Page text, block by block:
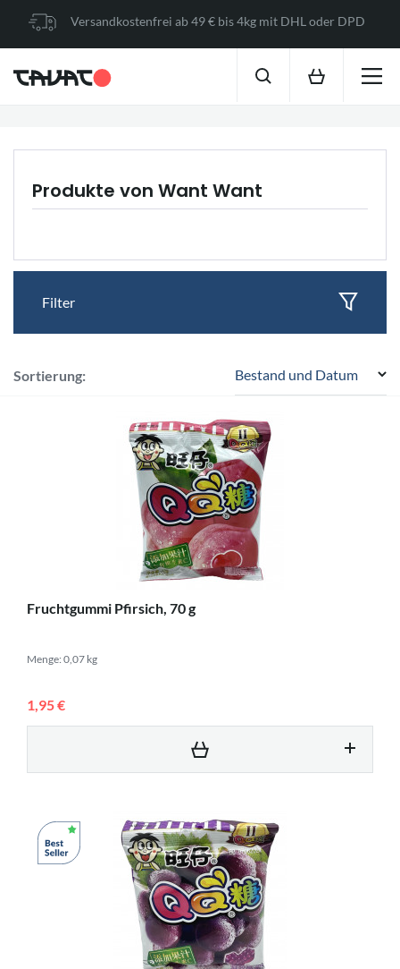
Versandkostenfrei ab 49 € bis 4kg mit DHL oder DPD
Produkte von Want Want
Filter
Sortierung: Bestand und Datum
Fruchtgummi Pfirsich, 70 g
Menge: 0,07 kg
1,95 €